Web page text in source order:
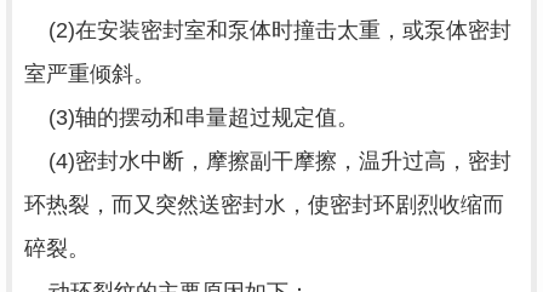
(2)在安装密封室和泵体时撞击太重，或泵体密封
室严重倾斜。
(3)轴的摆动和串量超过规定值。
(4)密封水中断，摩擦副干摩擦，温升过高，密封
环热裂，而又突然送密封水，使密封环剧烈收缩而
碎裂。